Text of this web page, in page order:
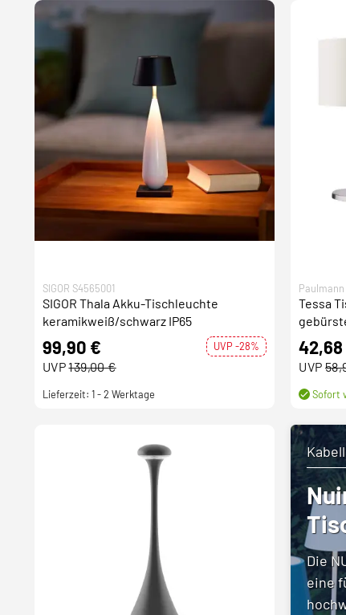
SIGOR S4565001
SIGOR Thala Akku-Tischleuchte
keramikweiß/schwarz IP65
99,90 € UVP -28%
UVP139,00 €
Lieferzeit: 1 - 2 Werktage
Tessa
42,68
UVP
Sofort
Die
eine